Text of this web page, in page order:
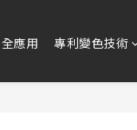
應用 專利變色技術